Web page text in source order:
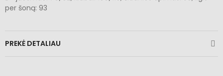
per šoną: 93
PREKĖ DETALIAU